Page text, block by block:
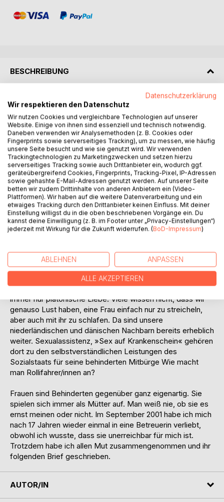
BESCHREIBUNG
Behinderte und Sexualität - dürfen die das denn?
Sexualität ist ein Grundbedürfnis menschlichen Lebens. Da
bilden behinderte Menschen keine Ausnahme. Aber für
Behinderte ist das Ausleben von Sexualität teilweise mit
erheblichen Schwierigkeiten verbunden oder gar
unmöglich. Denken wir beispielsweise an schwierst
Körperbehinderte, zum Beispiel Gelähmte, die körperliche
Schwierigkeiten haben, oder an geistig Behinderte, denen
oftmals das Verständnis von verantwortungsbewusster
Sexualität fehlt. Unsere Gesellschaft tut sich mit dem
Sexualleben Behinderter schwer. »Dürfen die das denn?«
ist eine Frage, die noch in vielen Köpfen herumschwirrt.
Eine andere Frage ist: »Darf ich ihn oder sie verlassen?«,
Warum nicht? Ein bisschen Herzschmerz hat noch
niemanden umgebracht, wir haben auch ein Recht auf
Liebeskummer wie die normalen Mitbürger. Auch für uns ist
eine Beziehung mit allem Drum und Dran wichtig – nicht
immer nur platonische Liebe. Viele wissen nicht, dass wir
genauso Lust haben, eine Frau einfach nur zu streicheln,
aber auch mit ihr zu schlafen. Da sind unsere
niederländischen und dänischen Nachbarn bereits erheblich
weiter. Sexualassistenz, »Sex auf Krankenschein« gehören
dort zu den selbstverständlichen Leistungen des
Sozialstaats für seine behinderten Mitbürge Wie macht
man Rollifahrer/innen an?
Frauen sind Behinderten gegenüber ganz eigenartig. Sie
spielen sich immer als Mütter auf. Man weiß nie, ob sie es
ernst meinen oder nicht. Im September 2001 habe ich mich
nach 17 Jahren wieder einmal in eine Betreuerin verliebt,
obwohl ich wusste, dass sie unerreichbar für mich ist.
Trotzdem habe ich allen Mut zusammengenommen und ihr
folgenden Brief geschrieben.
AUTOR/IN
Datenschutzerklärung
Wir respektieren den Datenschutz
Wir nutzen Cookies und vergleichbare Technologien auf unserer
Website. Einige von ihnen sind essenziell und technisch notwendig.
Daneben verwenden wir Analysemethoden (z. B. Cookies oder
Fingerprints sowie serverseitiges Tracking), um zu messen, wie häufig
unsere Seite besucht und wie sie genutzt wird. Wir verwenden
Trackingtechnologien zu Marketingzwecken und setzen hierzu
serverseitiges Tracking sowie auch Drittanbieter ein, wodurch ggf.
geräteübergreifend Cookies, Fingerprints, Tracking-Pixel, IP-Adressen
sowie gehashte E-Mail-Adressen genutzt werden. Auf unserer Seite
betten wir zudem Drittinhalte von anderen Anbietern ein (Video-
Plattformen). Wir haben auf die weitere Datenverarbeitung und ein
etwaiges Tracking durch den Drittanbieter keinen Einfluss. Mit deiner
Einstellung willigst du in die oben beschriebenen Vorgänge ein. Du
kannst deine Einwilligung (z. B. im Footer unter „Privacy-Einstellungen“)
jederzeit mit Wirkung für die Zukunft widerrufen. (BoD-Impressum)
ABLEHNEN ANPASSEN
ALLE AKZEPTIEREN